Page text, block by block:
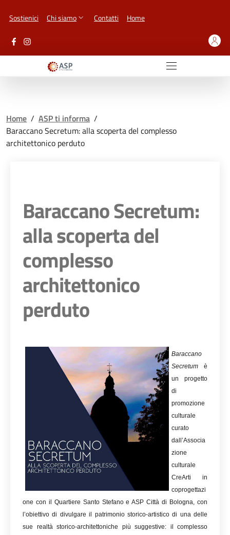
Sostienici Chi siamo Contatti Home
Home / ASP ti informa /
Baraccano Secretum: alla scoperta del complesso
architettonico perduto
Baraccano Secretum:
alla scoperta del
complesso
architettonico
perduto
Baraccano
Secretum è
un progetto
di
promozione
culturale
curato
dall’Associa
zione
culturale
CreArti in
coprogettazi
one con il Quartiere Santo Stefano e ASP Città di Bologna, con
l’obiettivo di divulgare il patrimonio storico-artistico di una delle
sue realtà storico-architettoniche più suggestive: il complesso